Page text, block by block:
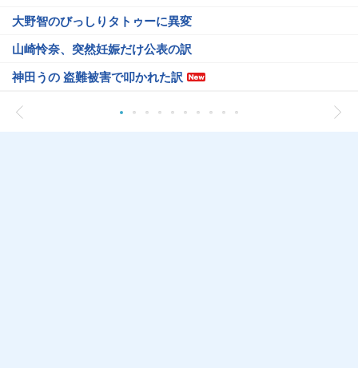
大野智のびっしりタトゥーに異変
山崎怜奈、突然妊娠だけ公表の訳
神田うの 盗難被害で叩かれた訳